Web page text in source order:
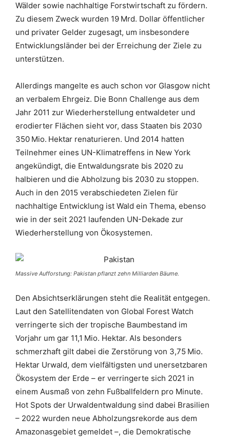
Wälder sowie nachhaltige Forstwirtschaft zu fördern.
Zu diesem Zweck wurden 19 Mrd. Dollar öffentlicher
und privater Gelder zugesagt, um insbesondere
Entwicklungsländer bei der Erreichung der Ziele zu
unterstützen.
Allerdings mangelte es auch schon vor Glasgow nicht
an verbalem Ehrgeiz. Die Bonn Challenge aus dem
Jahr 2011 zur Wiederherstellung entwaldeter und
erodierter Flächen sieht vor, dass Staaten bis 2030
350 Mio. Hektar renaturieren. Und 2014 hatten
Teilnehmer eines UN-Klimatreffens in New York
angekündigt, die Entwaldungsrate bis 2020 zu
halbieren und die Abholzung bis 2030 zu stoppen.
Auch in den 2015 verabschiedeten Zielen für
nachhaltige Entwicklung ist Wald ein Thema, ebenso
wie in der seit 2021 laufenden UN-Dekade zur
Wiederherstellung von Ökosystemen.
Massive Aufforstung: Pakistan pflanzt zehn Milliarden Bäume.
Den Absichtserklärungen steht die Realität entgegen.
Laut den Satellitendaten von Global Forest Watch
verringerte sich der tropische Baumbestand im
Vorjahr um gar 11,1 Mio. Hektar. Als besonders
schmerzhaft gilt dabei die Zerstörung von 3,75 Mio.
Hektar Urwald, dem vielfältigsten und unersetzbaren
Ökosystem der Erde – er verringerte sich 2021 in
einem Ausmaß von zehn Fußballfeldern pro Minute.
Hot Spots der Urwaldentwaldung sind dabei Brasilien
– 2022 wurden neue Abholzungsrekorde aus dem
Amazonasgebiet gemeldet –, die Demokratische